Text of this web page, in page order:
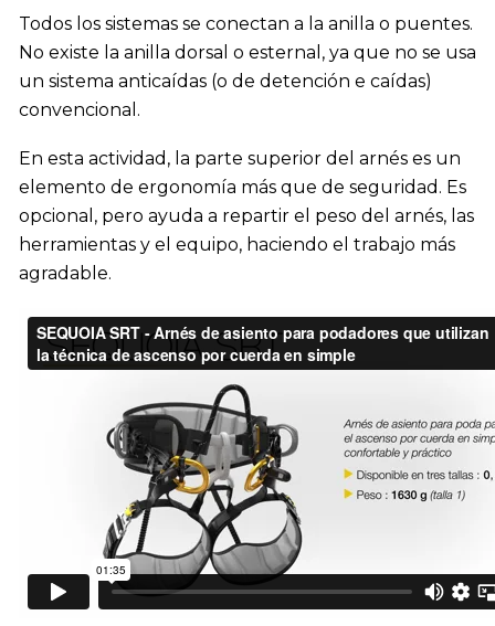
Todos los sistemas se conectan a la anilla o puentes.
No existe la anilla dorsal o esternal, ya que no se usa
un sistema anticaídas (o de detención e caídas)
convencional.
En esta actividad, la parte superior del arnés es un
elemento de ergonomía más que de seguridad. Es
opcional, pero ayuda a repartir el peso del arnés, las
herramientas y el equipo, haciendo el trabajo más
agradable.